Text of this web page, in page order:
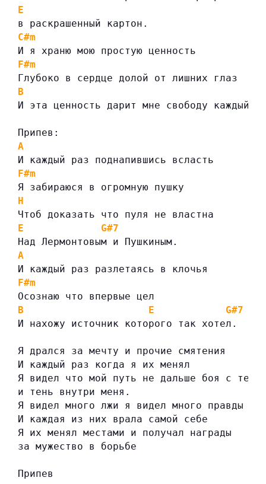
E
в раскрашенный картон.
C#m
И я храню мою простую ценность
F#m
Глубоко в сердце долой от лишних глаз
B
И эта ценность дарит мне свободу каждый
Припев:
A
И каждый раз поднапившись всласть
F#m
Я забираюся в огромную пушку
H
Чтоб доказать что пуля не властна
E
G#7
Над Лермонтовым и Пушкиным.
A
И каждый раз разлетаясь в клочья
F#m
Осознаю что впервые цел
B
E
G#7
И нахожу источник которого так хотел.
Я дрался за мечту и прочие смятения
И каждый раз когда я их менял
Я видел что мой путь не дальше боя с
и тень внутри меня.
Я видел много лжи я видел много правды
И каждая из них врала самой себе
Я их менял местами и получал награды
за мужество в борьбе
Припев